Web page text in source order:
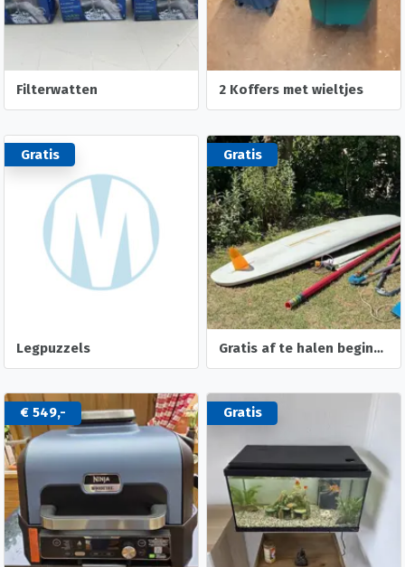
Filterwatten 2 Koffers met wieltjes
Gratis
Legpuzzels
Gratis
Gratis af te halen beginners surfplank met toebehoren
€ 549,- Gratis